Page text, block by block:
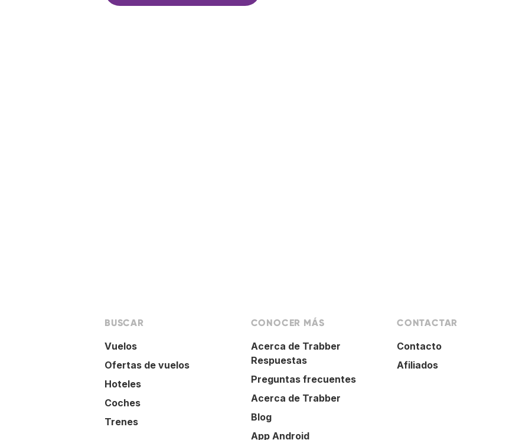
BUSCAR
Vuelos
Ofertas de vuelos
Hoteles
Coches
Trenes
CONOCER MÁS
Acerca de Trabber
Respuestas
Preguntas frecuentes
Acerca de Trabber
Blog
App Android
CONTACTAR
Contacto
Afiliados